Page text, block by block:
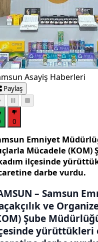
Asayiş Haberleri
Paylaş
0
Emniyet
Mücadele
ilçesinde
darbe vurdu.
– Samsun
ve
Şube
yürüttükleri